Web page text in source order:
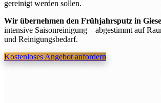
gereinigt werden sollen.
Wir übernehmen den Frühjahrsputz in
intensive Saisonreinigung – abgestimmt auf
und Reinigungsbedarf.
Kostenloses Angebot anfordern